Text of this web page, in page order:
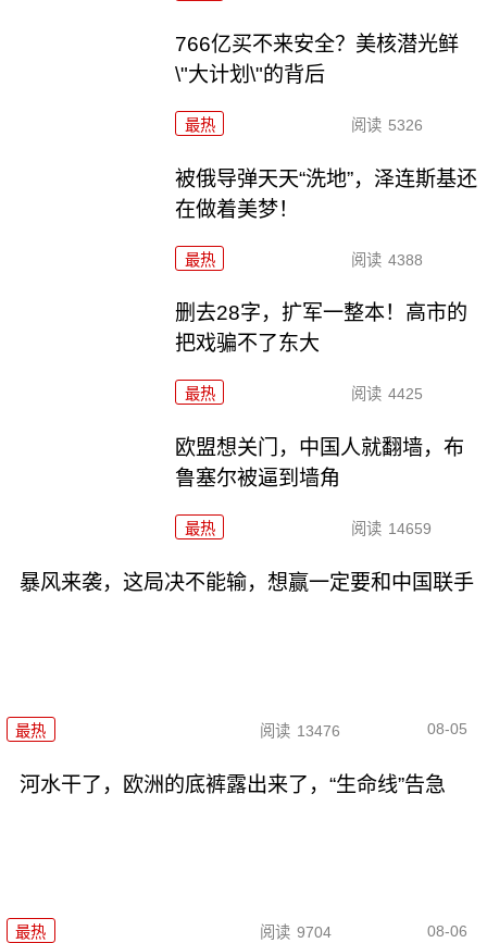
766亿买不来安全？美核潜光鲜
\"大计划\"的背后
最热 阅读 5326
被俄导弹天天“洗地”，泽连斯基还
在做着美梦！
最热 阅读 4388
删去28字，扩军一整本！高市的
把戏骗不了东大
最热 阅读 4425
欧盟想关门，中国人就翻墙，布
鲁塞尔被逼到墙角
最热 阅读 14659
暴风来袭，这局决不能输，想赢一定要和中国联手
最热 阅读 13476 08-05
河水干了，欧洲的底裤露出来了，“生命线”告急
最热 阅读 9704 08-06